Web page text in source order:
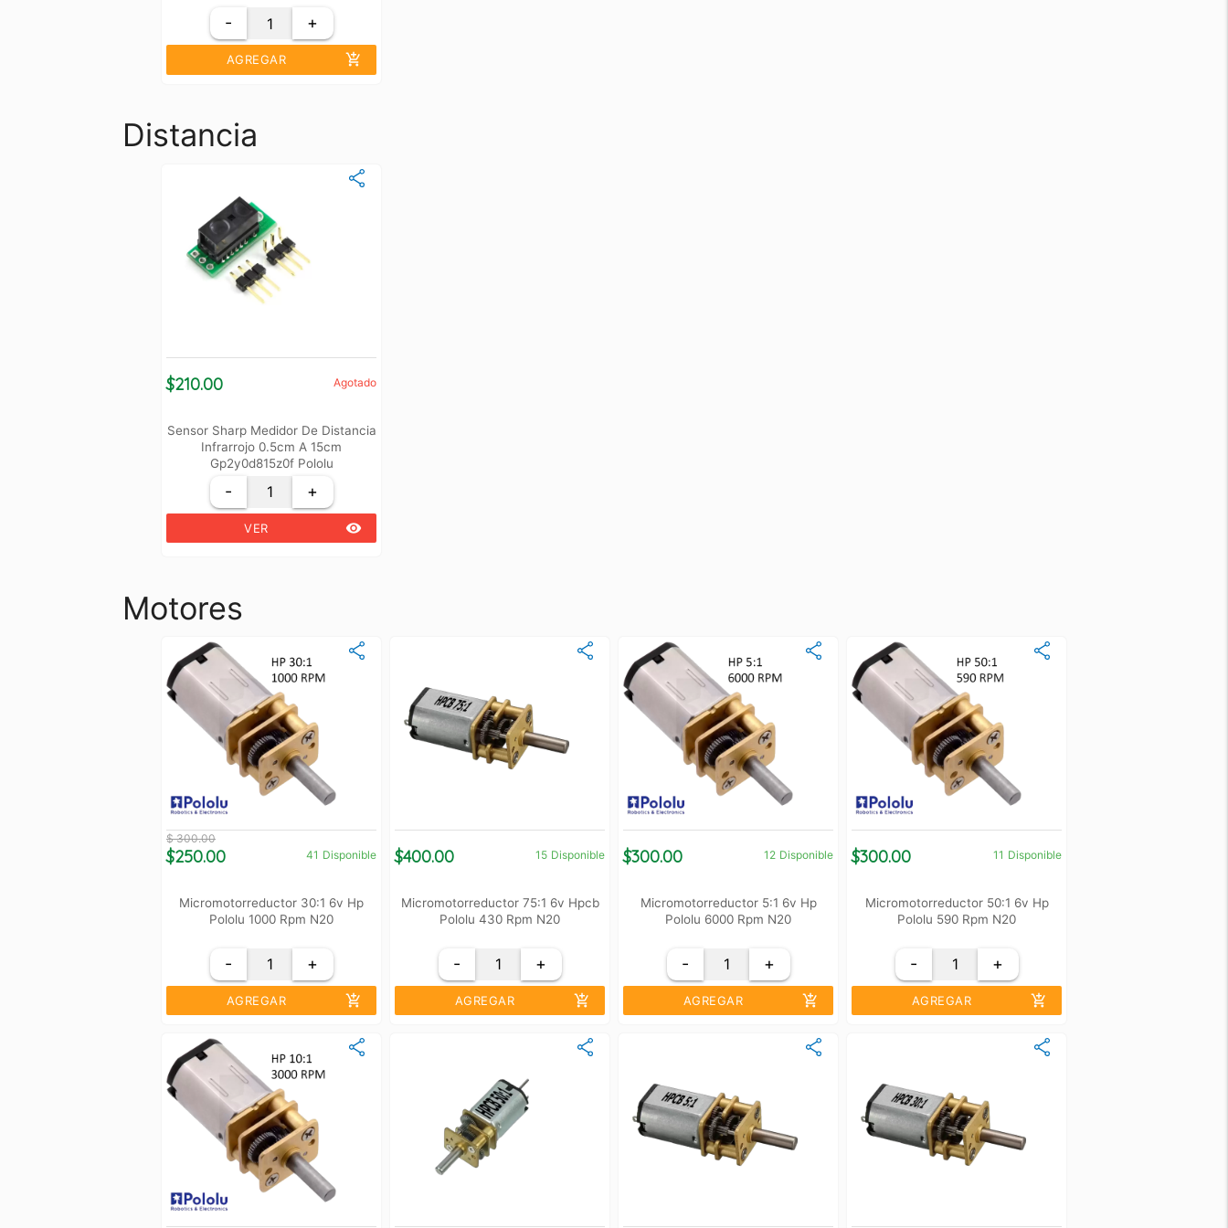
- +
AGREGAR add_shopping_cart
Distancia
$210.00 Agotado
Sensor Sharp Medidor De Distancia
Infrarrojo 0.5cm A 15cm
Gp2y0d815z0f Pololu
- +
VER remove_red_eye
Motores
$ 300.00
$250.00 41 Disponible
Micromotorreductor 30:1 6v Hp
Pololu 1000 Rpm N20
- +
AGREGAR add_shopping_cart
$400.00 15 Disponible
Micromotorreductor 75:1 6v Hpcb
Pololu 430 Rpm N20
- +
AGREGAR add_shopping_cart
$300.00 12 Disponible
Micromotorreductor 5:1 6v Hp
Pololu 6000 Rpm N20
- +
AGREGAR add_shopping_cart
$300.00 11 Disponible
Micromotorreductor 50:1 6v Hp
Pololu 590 Rpm N20
- +
AGREGAR add_shopping_cart